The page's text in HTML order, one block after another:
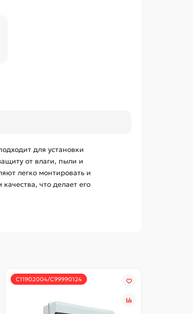
для установки
от влаги, пыли и
легко монтировать и
что делает его
С11902004/С99990124